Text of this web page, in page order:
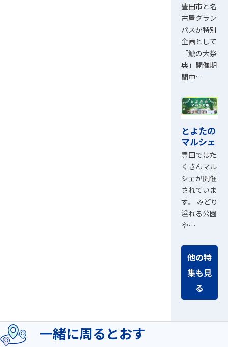
豊田市と名
古屋グラン
パスが特別
企画として
「鯱の大祭
典」開催期
間中…
とよたの
マルシェ
豊田ではた
くさんマル
シェが開催
されていま
す。 みどり
溢れる公園
や…
他の特
集も見
る
一緒に周るとおす